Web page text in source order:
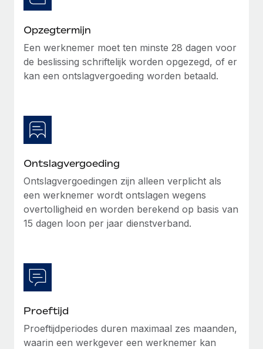
Eenvoudig secundaire arbeidsvoorwaarden
beheren
BLOG
Productupdates van Remote: Gusto- en Xero-
integraties en Contractor Management Plus
Het blijft de missie van Remote om alle soorten bedrijven
Meer informatie
Hoe Phiture 55 werknemers in 19 landen
Phiture, een toonaangevende leider in de wereldwijde
mobiele groeiadviessector, zet zich sinds 2016...
Meer informatie
Opzegtermijn
Een werknemer moet ten minste 28 dagen voor
de beslissing schriftelijk worden opgezegd, of er
kan een ontslagvergoeding worden betaald.
Ontslagvergoeding
Ontslagvergoedingen zijn alleen verplicht als
een werknemer wordt ontslagen wegens
overtolligheid en worden berekend op basis van
15 dagen loon per jaar dienstverband.
Proeftijd
Proeftijdperiodes duren maximaal zes maanden,
waarin een werkgever een werknemer kan